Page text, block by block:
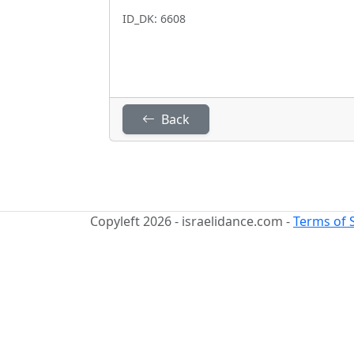
ID_DK: 6608
Back
Copyleft 2026 - israelidance.com -Terms of